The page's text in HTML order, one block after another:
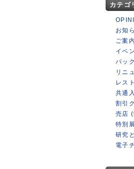
カテゴ
お知
ご案
イベ
バッ
リニ
レス
共通
割引
売店
特別
研究
電子